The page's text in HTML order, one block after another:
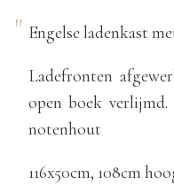
Engelse ladenkast
Ladefronten
open boek
notenhout
116x50cm, 108cm